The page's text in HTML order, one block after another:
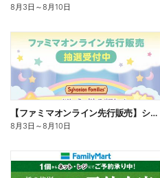
8月3日 ～8月10日
【ファミマオンライン先行販売】シルバニアファミリー
8月3日 ～8月10日